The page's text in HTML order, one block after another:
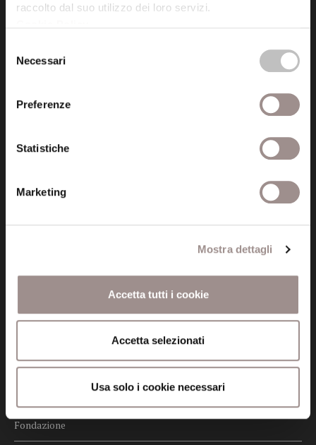
raccolto dal suo utilizzo dei loro servizi.
delNecessari
Preferenze
Statistiche
Marketing
Mostra dettagli
Accetta tutti i cookie
Accetta selezionati
Usa solo i cookie necessari
fondazionecollegiosancarlo@legalmail.it
Whistleblowing
Menu
Fondazione